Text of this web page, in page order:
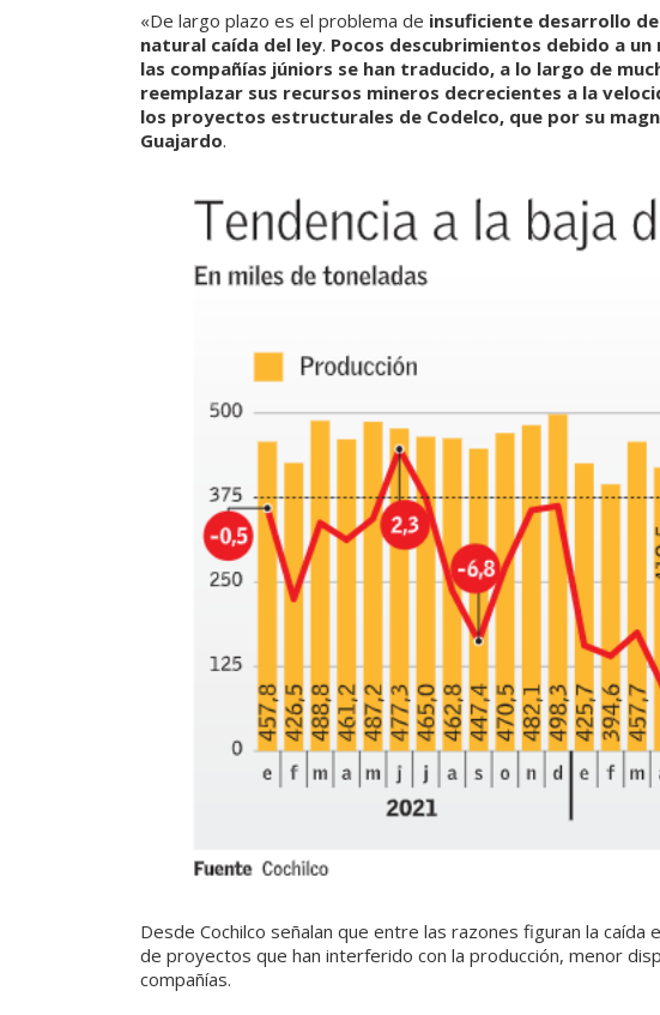
«De largo plazo es el problema de insuficiente desarrollo
natural caída del ley. Pocos descubrimientos debido a
las compañías júniors se han traducido, a lo largo de
reemplazar sus recursos mineros decrecientes a la
los proyectos estructurales de Codelco, que por su
Guajardo.
Desde Cochilco señalan que entre las razones figuran la
de proyectos que han interferido con la producción, menor
compañías.